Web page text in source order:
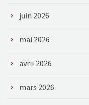
juin 2026
mai 2026
avril 2026
mars 2026